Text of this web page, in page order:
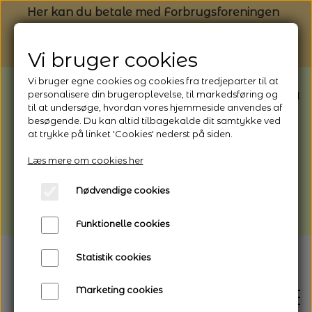
Her kan du betale med Forbrugsforeningen
BEMÆRK: Butikken har ferielukket* fra
1/8 - 9/8 - 2026
*Webshoppen er åben og sender hele
afhentning
Vi gør opmærksom på, at der kan være lidt
længere leveringstid
Vi bruger cookies
Vi bruger egne cookies og cookies fra tredjeparter til at
personalisere din brugeroplevelse, til markedsføring og
til at undersøge, hvordan vores hjemmeside anvendes af
besøgende. Du kan altid tilbagekalde dit samtykke ved
at trykke på linket 'Cookies' nederst på siden.
Læs mere om cookies her
Nødvendige cookies
Funktionelle cookies
Statistik cookies
Marketing cookies